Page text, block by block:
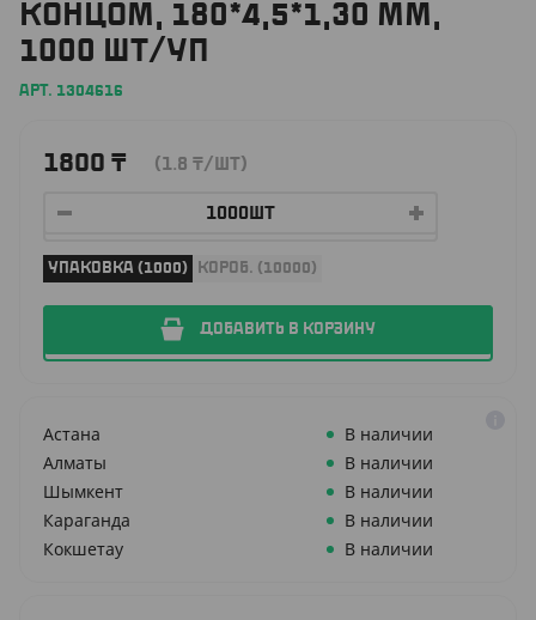
КОНЦОМ, 180*4,5*1,30 ММ,
1000 ШТ/УП
АРТ. 1304616
1800 ₸ (1.8 ₸/ШТ)
УПАКОВКА (1000) КОРОБ. (10000)
ДОБАВИТЬ В КОРЗИНУ
Астана
В наличии
Алматы
В наличии
Шымкент
В наличии
Караганда
В наличии
Кокшетау
В наличии